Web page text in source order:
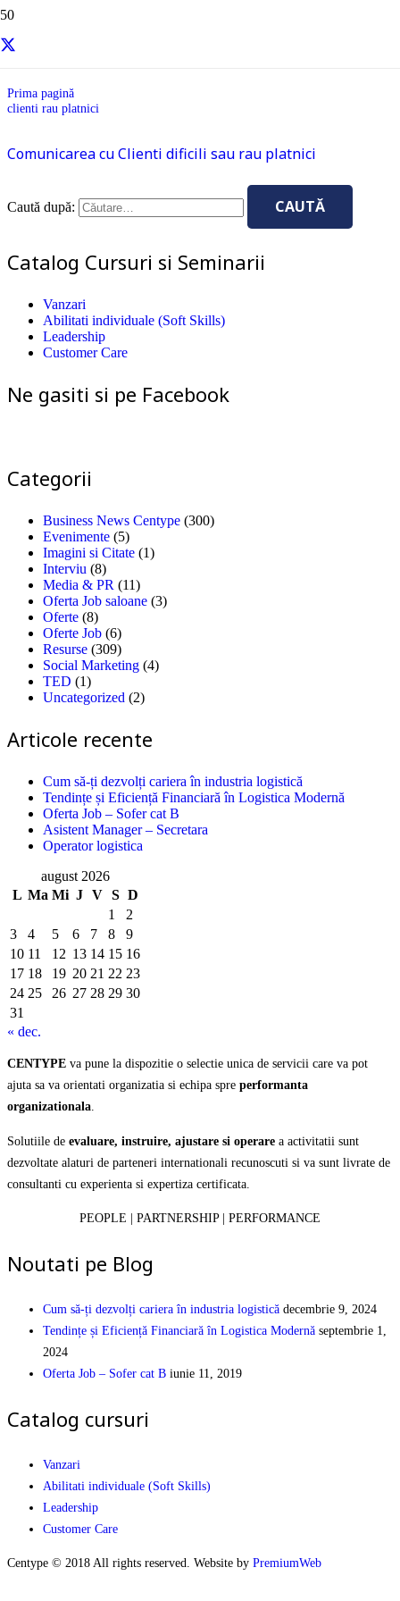
clienti rau platnici
Prima pagină
clienti rau platnici
Comunicarea cu Clienti dificili sau rau platnici
Caută după:
Catalog Cursuri si Seminarii
Vanzari
Abilitati individuale (Soft Skills)
Leadership
Customer Care
Ne gasiti si pe Facebook
Categorii
Business News Centype (300)
Evenimente (5)
Imagini si Citate (1)
Interviu (8)
Media & PR (11)
Oferta Job saloane (3)
Oferte (8)
Oferte Job (6)
Resurse (309)
Social Marketing (4)
TED (1)
Uncategorized (2)
Articole recente
Cum să-ți dezvolți cariera în industria logistică
Tendințe și Eficiență Financiară în Logistica Modernă
Oferta Job – Sofer cat B
Asistent Manager – Secretara
Operator logistica
august 2026
L Ma Mi J V S D
1
2
3
4 5 6 7 8
9
10 11 12 13 14 15 16
17 18 19 20 21 22 23
24 25 26 27 28 29 30
31
« dec.
CENTYPE va pune la dispozitie o selectie unica de servicii care va pot
ajuta sa va orientati organizatia si echipa spre performanta
organizationala
Solutiile de evaluare, instruire, ajustare si operare a activitatii sunt
dezvoltate alaturi de parteneri internationali recunoscuti si va sunt livrate de
consultanti cu experienta si expertiza certificata.
PEOPLE | PARTNERSHIP | PERFORMANCE
Noutati pe Blog
Cum să-ți dezvolți cariera în industria logistică decembrie 9, 2024
Tendințe și Eficiență Financiară în Logistica Modernă septembrie 1,
2024
Oferta Job – Sofer cat B iunie 11, 2019
Catalog cursuri
Vanzari
Abilitati individuale (Soft Skills)
Leadership
Customer Care
Centype © 2018 All rights reserved. Website by PremiumWeb